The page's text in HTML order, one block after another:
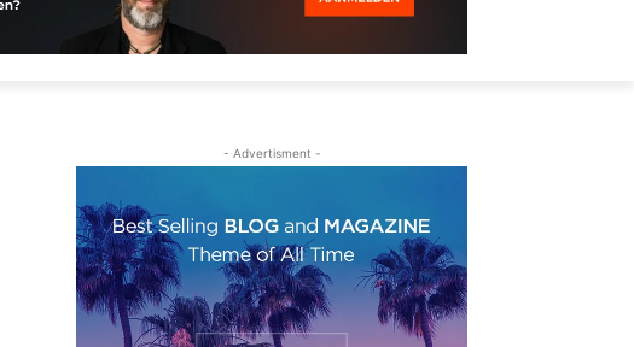
- Advertisment -